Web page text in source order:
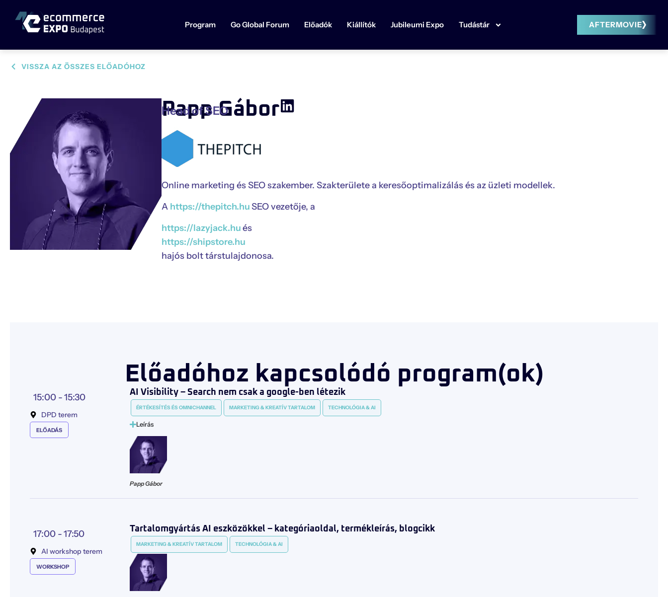
Program Go Global Forum Előadók Kiállítók Jubileumi Expo Tudástár AFTERMOVIE
VISSZA AZ ÖSSZES ELŐADÓHOZ
Papp Gábor
Head of SEO
Online marketing és SEO szakember. Szakterülete a keresőoptimalizálás és az üzleti modellek.
A https://thepitch.huSEO vezetője, a
https://lazyjack.hués
https://shipstore.hu
hajós bolt társtulajdonosa.
Előadóhoz kapcsolódó program(ok)
15:00 -15:30
DPD terem
ELŐADÁS
AI Visibility – Search nem csak a google-ben létezik
ÉRTÉKESÍTÉS ÉS OMNICHANNEL MARKETING & KREATÍV TARTALOM TECHNOLÓGIA & AI
Leírás
Papp Gábor
17:00 -17:50
AI workshop terem
WORKSHOP
Tartalomgyártás AI eszközökkel – kategóriaoldal, termékleírás, blogcikk
MARKETING & KREATÍV TARTALOM TECHNOLÓGIA & AI